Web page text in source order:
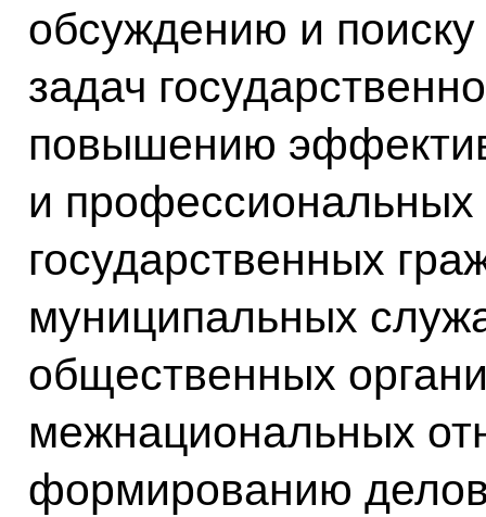
обсуждению и
задач
повышению
и профессиональных
государственных
муниципальных
общественных
межнациональных
формированию